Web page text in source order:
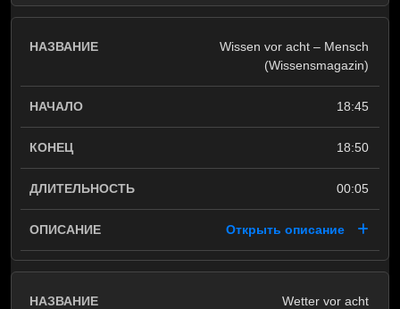
Wissen vor acht – Mensch
(Wissensmagazin)
18:45
18:50
00:05
Открыть описание
Wetter vor acht